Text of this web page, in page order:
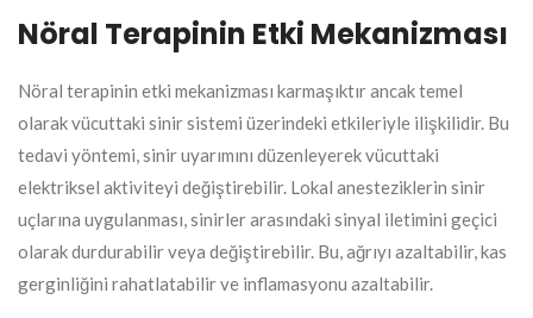
Nöral Terapinin Etki Mekanizması
Nöral terapinin etki mekanizması karmaşıktır ancak temel
olarak vücuttaki sinir sistemi üzerindeki etkileriyle ilişkilidir. Bu
tedavi yöntemi, sinir uyarımını düzenleyerek vücuttaki
elektriksel aktiviteyi değiştirebilir. Lokal anesteziklerin sinir
uçlarına uygulanması, sinirler arasındaki sinyal iletimini geçici
olarak durdurabilir veya değiştirebilir. Bu, ağrıyı azaltabilir, kas
gerginliğini rahatlatabilir ve inflamasyonu azaltabilir.